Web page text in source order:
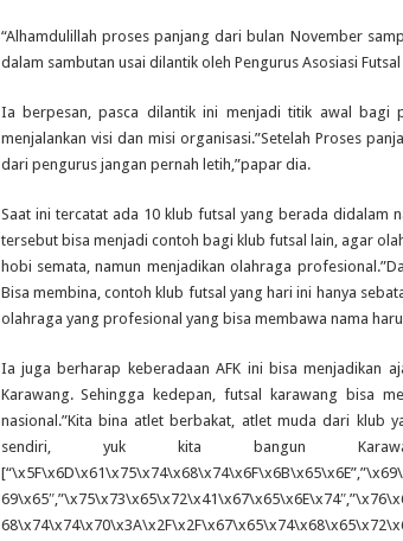
“Alhamdulillah proses panjang dari bulan November
dalam sambutan usai dilantik oleh Pengurus Asosiasi
Ia berpesan, pasca dilantik ini menjadi titik awal bagi
menjalankan visi dan misi organisasi.”Setelah Proses
dari pengurus jangan pernah letih,”papar dia.
Saat ini tercatat ada 10 klub futsal yang berada didalam
tersebut bisa menjadi contoh bagi klub futsal lain, agar
hobi semata, namun menjadikan olahraga
Bisa membina, contoh klub futsal yang hari ini hanya
olahraga yang profesional yang bisa membawa nama
Ia juga berharap keberadaan AFK ini bisa menjadikan
Karawang. Sehingga kedepan, futsal karawang bisa
nasional.”Kita bina atlet berbakat, atlet muda dari klub
sendiri, yuk kita bangun